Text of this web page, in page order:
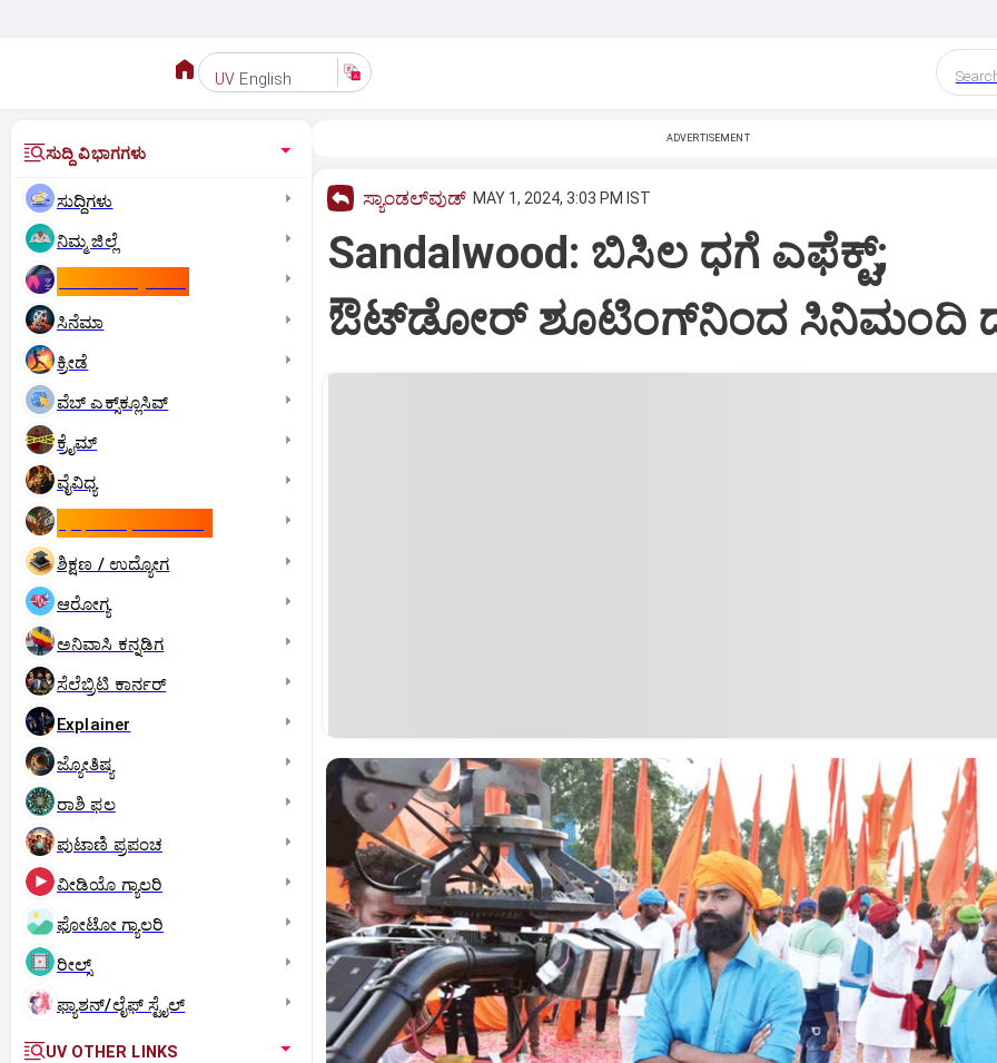
UV English
ಸುದ್ದಿ ವಿಭಾಗಗಳು
ಸುದ್ದಿಗಳು
ನಿಮ್ಮ ಜಿಲ್ಲೆ
ಸಿನೆಮಾ
ಕ್ರೀಡೆ
ವೆಬ್ ಎಕ್ಸ್‌ಕ್ಲೂಸಿವ್
ಕ್ರೈಮ್
ವೈವಿಧ್ಯ
ಶಿಕ್ಷಣ / ಉದ್ಯೋಗ
ಆರೋಗ್ಯ
ಅನಿವಾಸಿ ಕನ್ನಡಿಗ
ಸೆಲೆಬ್ರಿಟಿ ಕಾರ್ನರ್‌
Explainer
ಜ್ಯೋತಿಷ್ಯ
ರಾಶಿ ಫಲ
ಪುಟಾಣಿ ಪ್ರಪಂಚ
ವೀಡಿಯೊ ಗ್ಯಾಲರಿ
ಫೋಟೋ ಗ್ಯಾಲರಿ
ರೀಲ್ಸ್
ಫ್ಯಾಶನ್/ಲೈಫ್‌ ಸ್ಟೈಲ್
UV OTHER LINKS
ADVERTISEMENT
ಸ್ಯಾಂಡಲ್‌ವುಡ್‌ MAY 1, 2024, 3:03 PM IST
Sandalwood: ಬಿಸಿಲ ಧಗೆ ಎಫೆಕ್ಟ್;
ಔಟ್‌ಡೋರ್‌ ಶೂಟಿಂಗ್‌ನಿಂದ ಸಿನಿಮಂದಿ